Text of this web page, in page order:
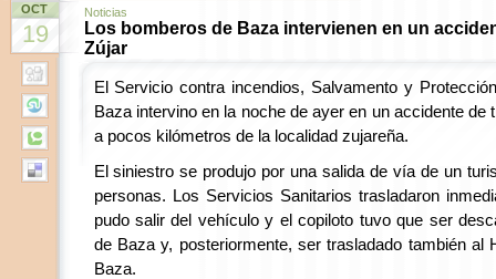
OCT
19
Noticias
Los bomberos de Baza intervienen en un
Zújar
El Servicio contra incendios, Salvamento y
Baza intervino en la noche de ayer en un accidente de
a pocos kilómetros de la localidad zujareña.
El siniestro se produjo por una salida de vía de un
personas. Los Servicios Sanitarios trasladaron
pudo salir del vehículo y el copiloto tuvo que ser
de Baza y, posteriormente, ser trasladado también al
Baza.